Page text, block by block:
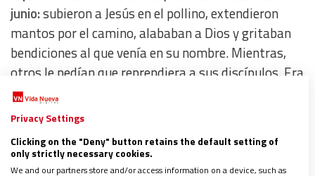
junio:subieron a Jesús en el pollino, extendieron
mantos por el camino, alababan a Dios y gritaban
bendiciones al que venía en su nombre. Mientras,
otros le pedían que reprendiera a sus discípulos. Era
tan grande lo que se acercaba a Jerusalén, que
cualquier derroche de entusiasmo era poco.
“¡Qué hermosos los pies de los que anuncian la
Privacy Settings
Clicking on the "Deny" button retains the default setting of
only strictly necessary cookies.
We and our partners store and/or access information on a device, such as